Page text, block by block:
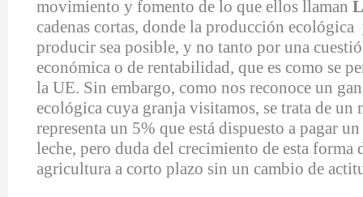
movimiento y fomento de lo que ellos llaman
cadenas cortas, donde la producción
producir sea posible, y no tanto por una
económica o de rentabilidad, que es como se
la UE. Sin embargo, como nos reconoce un
ecológica cuya granja visitamos, se trata de un
representa un 5% que está dispuesto a pagar
leche, pero duda del crecimiento de esta forma
agricultura a corto plazo sin un cambio de